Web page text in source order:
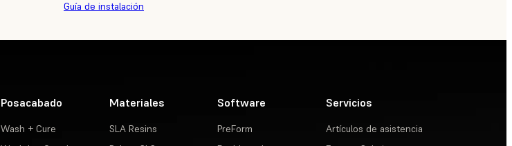
Guía de instalación
Posacabado
Wash + Cure
Materiales
SLA Resins
Software
PreForm
Servicios
Artículos de asistencia